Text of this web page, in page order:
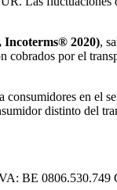
Incoterms® 2020),
cobrados por el
consumidores en el
distinto del
BE 0806.530.749